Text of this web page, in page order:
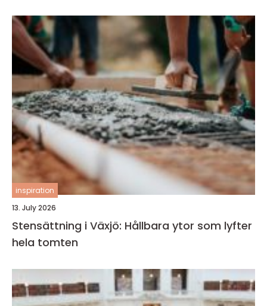
inspiration
13. July 2026
Stensättning i Växjö: Hållbara ytor som lyfter
hela tomten